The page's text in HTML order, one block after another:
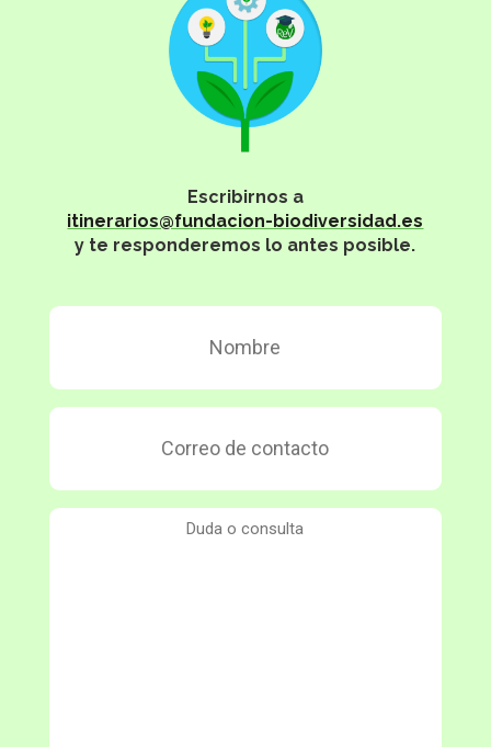
Escribirnos a
itinerarios@fundacion-biodiversidad.es
y te responderemos lo antes posible.